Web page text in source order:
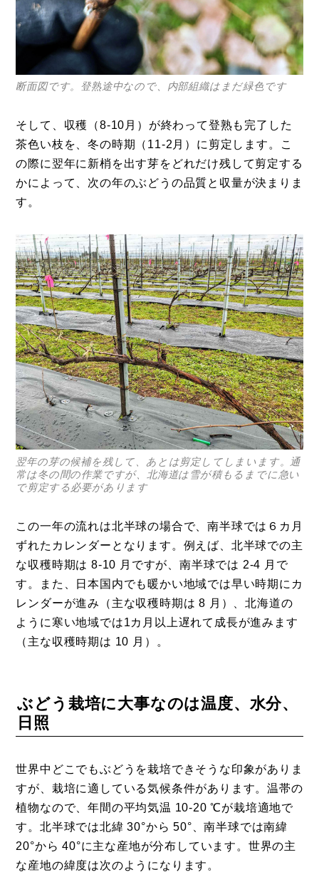
断面図です。登熟途中なので、内部組織はまだ緑色です
そして、収穫（8-10月）が終わって登熟も完了した
茶色い枝を、冬の時期（11-2月）に剪定します。こ
の際に翌年に新梢を出す芽をどれだけ残して剪定する
かによって、次の年のぶどうの品質と収量が決まりま
す。
翌年の芽の候補を残して、あとは剪定してしまいます。通
常は冬の間の作業ですが、北海道は雪が積もるまでに急い
で剪定する必要があります
この一年の流れは北半球の場合で、南半球では６カ月
ずれたカレンダーとなります。例えば、北半球での主
な収穫時期は 8-10 月ですが、南半球では 2-4 月で
す。また、日本国内でも暖かい地域では早い時期にカ
レンダーが進み（主な収穫時期は 8 月）、北海道の
ように寒い地域では1カ月以上遅れて成長が進みます
（主な収穫時期は 10 月）。
ぶどう栽培に大事なのは温度、水分、
日照
世界中どこでもぶどうを栽培できそうな印象がありま
すが、栽培に適している気候条件があります。温帯の
植物なので、年間の平均気温 10-20 ℃が栽培適地で
す。北半球では北緯 30°から 50°、南半球では南緯
20°から 40°に主な産地が分布しています。世界の主
な産地の緯度は次のようになります。